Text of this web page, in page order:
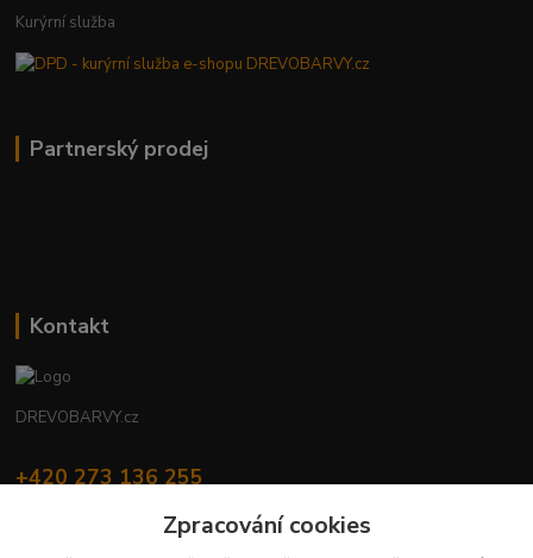
Kurýrní služba
Partnerský prodej
Kontakt
DREVOBARVY.cz
+420 273 136 255
Zpracování cookies